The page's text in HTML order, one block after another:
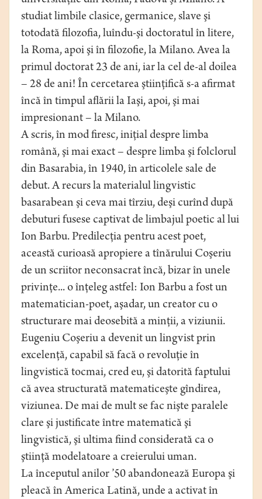
studiat limbile clasice, germanice, slave şi
totodată filozofia, luîndu-şi doctoratul în litere,
la Roma, apoi şi în filozofie, la Milano. Avea la
primul doctorat 23 de ani, iar la cel de-al doilea
– 28 de ani! În cercetarea ştiinţifică s-a afirmat
încă în timpul aflării la Iaşi, apoi, şi mai
impresionant – la Milano.
A scris, în mod firesc, iniţial despre limba
română, şi mai exact – despre limba şi folclorul
din Basarabia, în 1940, în articolele sale de
debut. A recurs la materialul lingvistic
basarabean şi ceva mai tîrziu, deşi curînd după
debuturi fusese captivat de limbajul poetic al lui
Ion Barbu. Predilecţia pentru acest poet,
această curioasă apropiere a tînărului Coşeriu
de un scriitor neconsacrat încă, bizar în unele
privinţe... o înţeleg astfel: Ion Barbu a fost un
matematician-poet, aşadar, un creator cu o
structurare mai deosebită a minţii, a viziunii.
Eugeniu Coşeriu a devenit un lingvist prin
excelenţă, capabil să facă o revoluţie în
lingvistică tocmai, cred eu, şi datorită faptului
că avea structurată matematiceşte gîndirea,
viziunea. De mai de mult se fac nişte paralele
clare şi justificate între matematică şi
lingvistică, şi ultima fiind considerată ca o
ştiinţă modelatoare a creierului uman.
La începutul anilor ’50 abandonează Europa şi
pleacă în America Latină, unde a activat în